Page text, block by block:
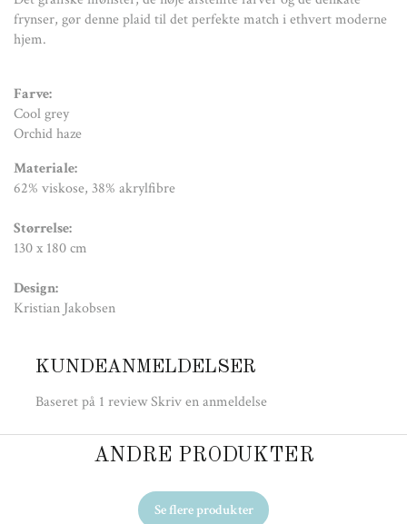
frynser, gør denne plaid til det perfekte match i ethvert moderne
hjem.
Farve:
Cool grey
Orchid haze
Materiale:
62% viskose, 38% akrylfibre
Størrelse:
130 x 180 cm
Design:
Kristian Jakobsen
KUNDEANMELDELSER
Baseret på 1 reviewSkriv en anmeldelse
ANDRE PRODUKTER
Se flere produkter